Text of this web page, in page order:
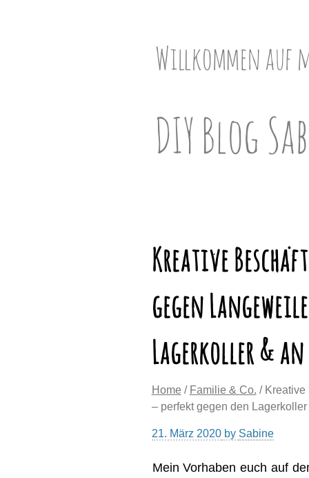
Willkommen auf
DIY Blog
Kreative
gegen
Lagerkoller & an
Home / Familie & Co. / Kreative
– perfekt gegen den
21. März 2020by Sabine
Mein Vorhaben euch auf